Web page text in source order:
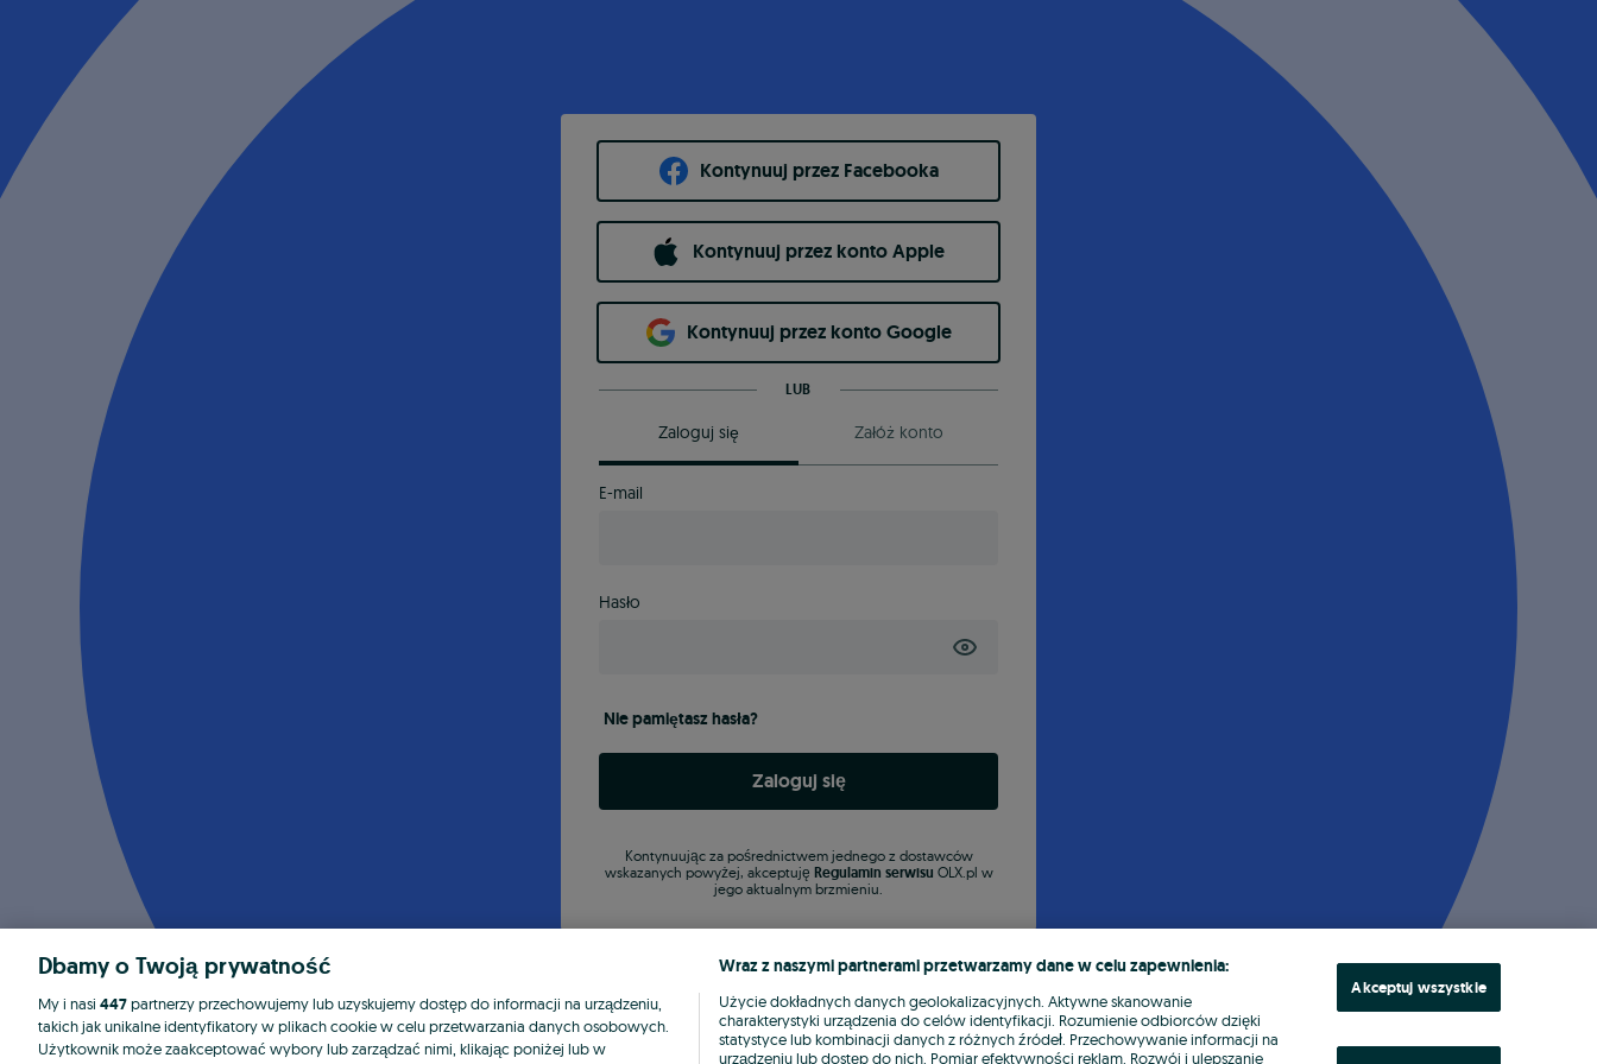
Kontynuuj przez Facebooka
Kontynuuj przez konto Apple
Kontynuuj przez konto Google
LUB
Zaloguj się Załóż konto
E-mail
Hasło
Nie pamiętasz hasła?
Zaloguj się
Kontynuując za pośrednictwem jednego z dostawców
wskazanych powyżej, akceptuję Regulamin serwisu OLX.pl w
jego aktualnym brzmieniu.
Dbamy o Twoją prywatność
My i nasi 447partnerzy przechowujemy lub uzyskujemy dostęp do informacji na urządzeniu,
takich jak unikalne identyfikatory w plikach cookie w celu przetwarzania danych osobowych.
Użytkownik może zaakceptować wybory lub zarządzać nimi, klikając poniżej lub w
Wraz z naszymi partnerami przetwarzamy dane w celu zapewnienia:
Użycie dokładnych danych geolokalizacyjnych. Aktywne skanowanie
charakterystyki urządzenia do celów identyfikacji. Rozumienie odbiorców dzięki
statystyce lub kombinacji danych z różnych źródeł. Przechowywanie informacji na
urządzeniu lub dostęp do nich. Pomiar efektywności reklam. Rozwój i ulepszanie
Akceptuj wszystkie